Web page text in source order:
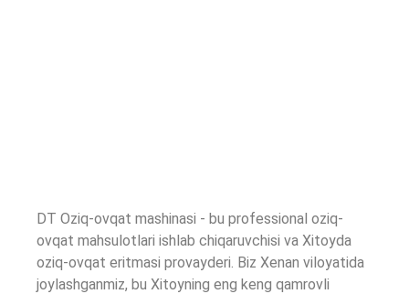
DT Oziq-ovqat mashinasi - bu professional oziq-
ovqat mahsulotlari ishlab chiqaruvchisi va Xitoyda
oziq-ovqat eritmasi provayderi. Biz Xenan viloyatida
joylashganmiz, bu Xitoyning eng keng qamrovli